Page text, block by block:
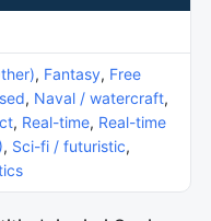
, Fantasy, Free
, Naval / watercraft,
, Real-time, Real-time
, Sci-fi / futuristic,